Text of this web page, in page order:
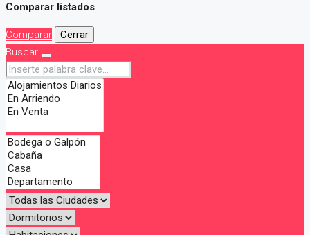
Comparar listados
Comparar
Cerrar
Buscar